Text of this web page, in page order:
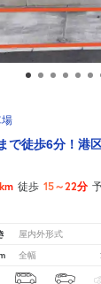
で徒歩6分！港
徒歩 15～22分
屋内外形式
全幅